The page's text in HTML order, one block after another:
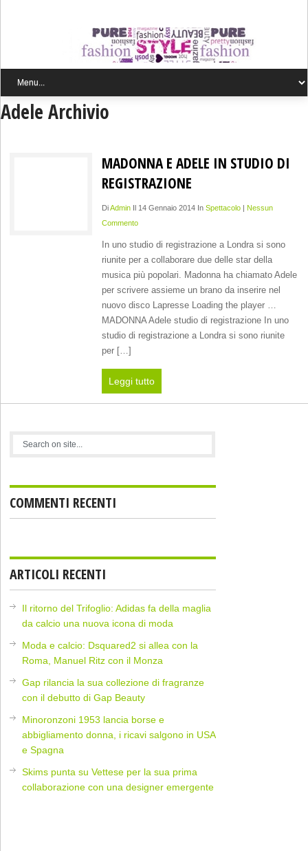
Adele Archivio
MADONNA E ADELE IN STUDIO DI
REGISTRAZIONE
DiAdminIl 14 Gennaio 2014 In Spettacolo| Nessun
Commento
In uno studio di registrazione a Londra si sono
riunite per a collaborare due delle star della
musica più popolari. Madonna ha chiamato Adele
per scrivere assieme un brano da inserire nel
nuovo disco Lapresse Loading the player …
MADONNA Adele studio di registrazione In uno
studio di registrazione a Londra si sono riunite
per […]
Leggi tutto
COMMENTI RECENTI
ARTICOLI RECENTI
Il ritorno del Trifoglio: Adidas fa della maglia
da calcio una nuova icona di moda
Moda e calcio: Dsquared2 si allea con la
Roma, Manuel Ritz con il Monza
Gap rilancia la sua collezione di fragranze
con il debutto di Gap Beauty
Minoronzoni 1953 lancia borse e
abbigliamento donna, i ricavi salgono in USA
e Spagna
Skims punta su Vettese per la sua prima
collaborazione con una designer emergente